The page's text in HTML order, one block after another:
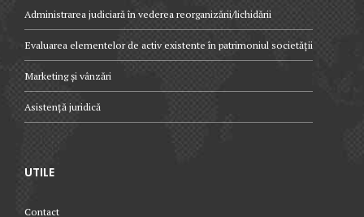
Administrarea judiciară în vederea reorganizării/lichidării
Evaluarea elementelor de activ existente în patrimoniul societății
Marketing și vânzări
Asistență juridică
UTILE
Contact